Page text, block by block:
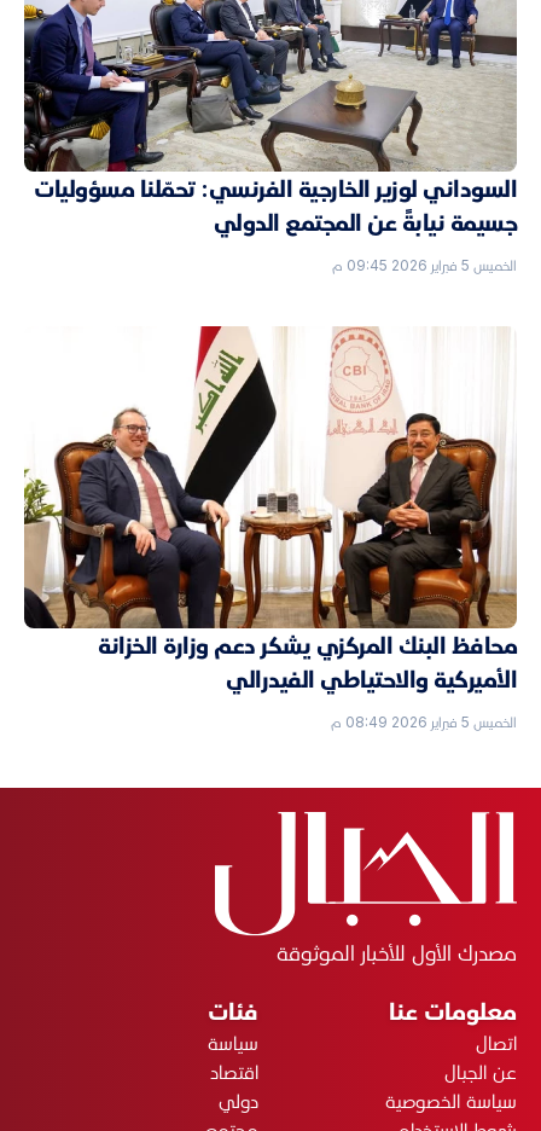
السوداني لوزير الخارجية الفرنسي: تحمّلنا مسؤوليات
جسيمة نيابةً عن المجتمع الدولي
الخميس 5 فبراير 2026 09:45 م
محافظ البنك المركزي يشكر دعم وزارة الخزانة
الأميركية والاحتياطي الفيدرالي
الخميس 5 فبراير 2026 08:49 م
مصدرك الأول للأخبار الموثوقة
معلومات عنا
اتصال
عن الجبال
سياسة الخصوصية
فئات
سياسة
اقتصاد
دولي